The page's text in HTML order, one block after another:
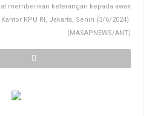
memberikan keterangan kepada awak
KPU RI, Jakarta, Senin (3/6/2024).
(MASAPNEWS/ANT)